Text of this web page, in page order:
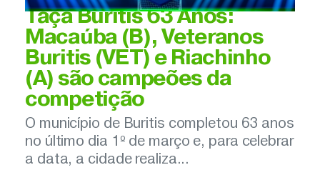
Taça Buritis 63 Anos:
Macaúba (B), Veteranos
Buritis (VET) e Riachinho
(A) são campeões da
competição
O município de Buritis completou 63 anos
no último dia 1º de março e, para celebrar
a data, a cidade realiza...